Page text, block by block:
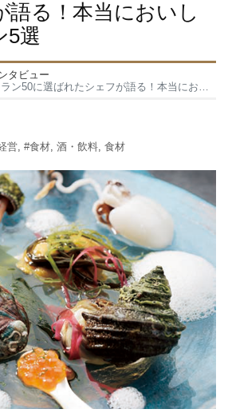
語る！本当においし
5選
タビュー
選ばれたシェフが語る！本当においしい国産ワイン5選
営, #食材, 酒・飲料, 食材